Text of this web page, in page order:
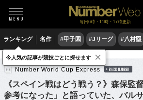
毎日6時・11時・17時更新
ランキング 名作 #甲子園 #Jリーグ #八村塁
サッカー サッカー日本代表
Number World Cup Express BACK NUMBER
《スペイン戦はどう戦う？》森保監
参考になった」と語っていた、バル
今人気の記事が競技ごとに探せます ×